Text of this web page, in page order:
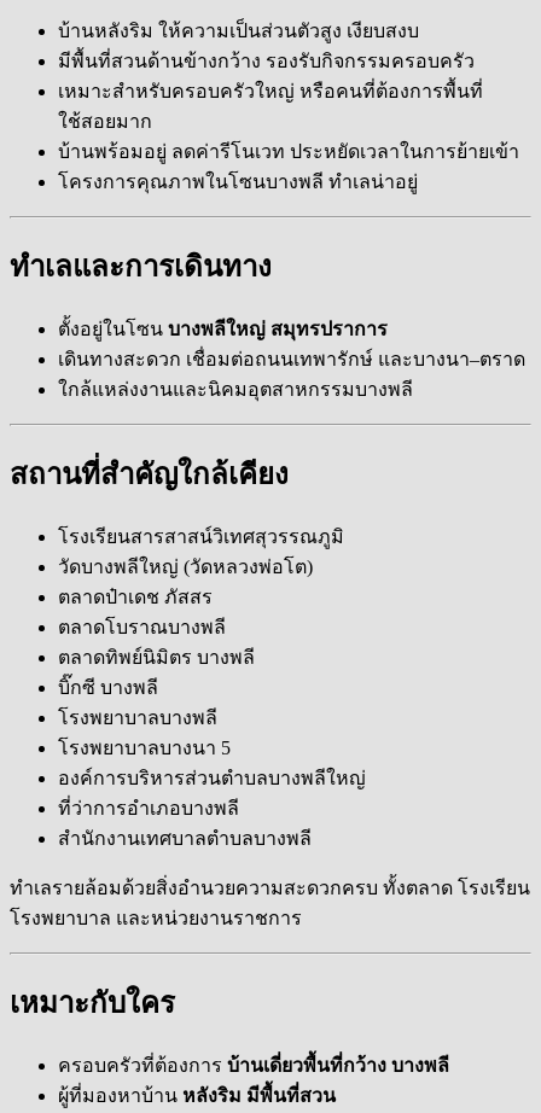
บ้านหลังริม ให้ความเป็นส่วนตัวสูง เงียบสงบ
มีพื้นที่สวนด้านข้างกว้าง รองรับกิจกรรมครอบครัว
เหมาะสำหรับครอบครัวใหญ่ หรือคนที่ต้องการพื้นที่
ใช้สอยมาก
บ้านพร้อมอยู่ ลดค่ารีโนเวท ประหยัดเวลาในการย้ายเข้า
โครงการคุณภาพในโซนบางพลี ทำเลน่าอยู่
ทำเลและการเดินทาง
ตั้งอยู่ในโซน บางพลีใหญ่ สมุทรปราการ
เดินทางสะดวก เชื่อมต่อถนนเทพารักษ์ และบางนา–ตราด
ใกล้แหล่งงานและนิคมอุตสาหกรรมบางพลี
สถานที่สำคัญใกล้เคียง
โรงเรียนสารสาสน์วิเทศสุวรรณภูมิ
วัดบางพลีใหญ่ (วัดหลวงพ่อโต)
ตลาดป๋าเดช ภัสสร
ตลาดโบราณบางพลี
ตลาดทิพย์นิมิตร บางพลี
บิ๊กซี บางพลี
โรงพยาบาลบางพลี
โรงพยาบาลบางนา 5
องค์การบริหารส่วนตำบลบางพลีใหญ่
ที่ว่าการอำเภอบางพลี
สำนักงานเทศบาลตำบลบางพลี
ทำเลรายล้อมด้วยสิ่งอำนวยความสะดวกครบ ทั้งตลาด โรงเรียน
โรงพยาบาล และหน่วยงานราชการ
เหมาะกับใคร
ครอบครัวที่ต้องการ บ้านเดี่ยวพื้นที่กว้าง บางพลี
ผู้ที่มองหาบ้าน หลังริม มีพื้นที่สวน